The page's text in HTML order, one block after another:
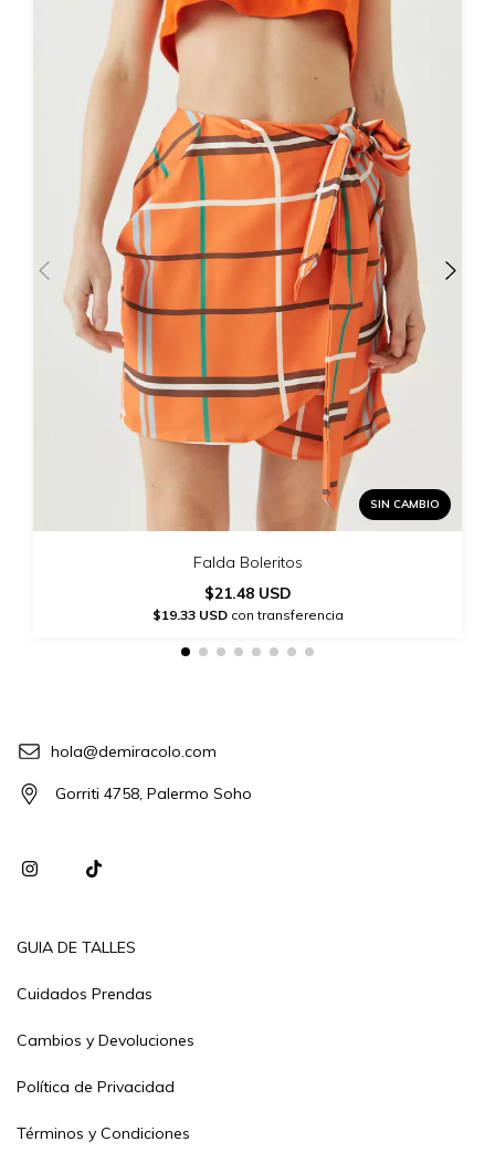
SIN CAMBIO
Falda Boleritos
$21.48 USD
$19.33 USDcon transferencia
hola@demiracolo.com
Gorriti 4758, Palermo Soho
GUIA DE TALLES
Cuidados Prendas
Cambios y Devoluciones
Política de Privacidad
Términos y Condiciones